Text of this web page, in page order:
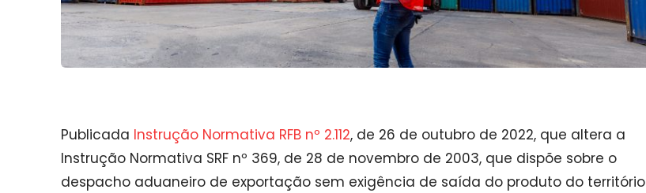
Publicada Instrução Normativa RFB nº 2.112, de 26 de outubro de 2022, que altera a
Instrução Normativa SRF nº 369, de 28 de novembro de 2003, que dispõe sobre o
despacho aduaneiro de exportação sem exigência de saída do produto do território